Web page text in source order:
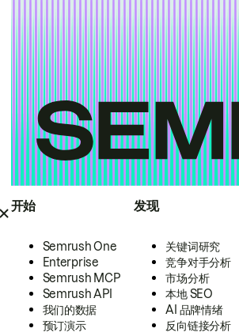
开始
Semrush One
Enterprise
Semrush MCP
Semrush API
我们的数据
预订演示
发现
关键词研究
竞争对手分析
市场分析
本地 SEO
AI 品牌情绪
反向链接分析